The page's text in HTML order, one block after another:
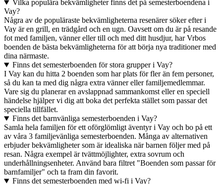
Vilka populära bekvämligheter finns det på semesterboendena i
Vay?
Några av de populäraste bekvämligheterna resenärer söker efter i
Vay är en grill, en trädgård och en ugn. Oavsett om du är på resande
fot med familjen, vänner eller till och med ditt husdjur, har Vrbos
boenden de bästa bekvämligheterna för att börja nya traditioner med
dina närmaste.
Finns det semesterboenden för stora grupper i Vay?
I Vay kan du hitta 2 boenden som har plats för fler än fem personer,
så du kan ta med dig några extra vänner eller familjemedlemmar.
Vare sig du planerar en avslappnad sammankomst eller en speciell
händelse hjälper vi dig att boka det perfekta stället som passar det
speciella tillfället.
Finns det barnvänliga semesterboenden i Vay?
Samla hela familjen för ett oförglömligt äventyr i Vay och bo på ett
av våra 3 familjevänliga semesterboenden. Många av alternativen
erbjuder bekvämligheter som är idealiska när barnen följer med på
resan. Några exempel är tvättmöjlighter, extra sovrum och
underhållningsenheter. Använd bara filtret "Boenden som passar för
barnfamiljer" och ta fram din favorit.
Finns det semesterboenden med wi-fi i Vay?